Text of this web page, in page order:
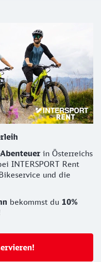
in Österreichs
INTERSPORT Rent
und die
bekommst du 10%